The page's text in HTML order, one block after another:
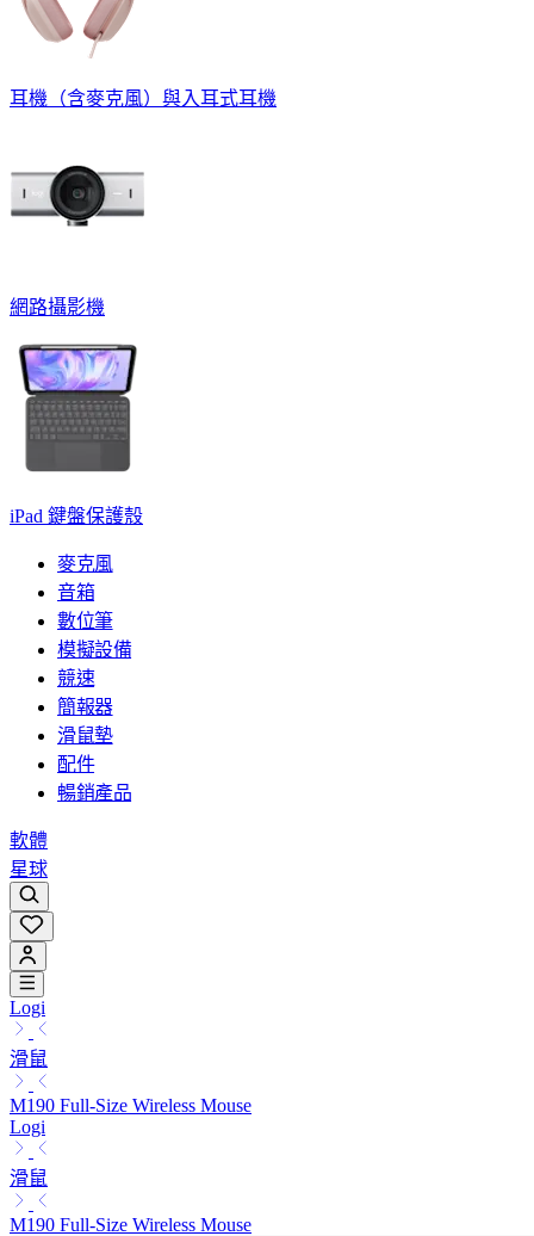
耳機（含麥克風）與入耳式耳機
網路攝影機
iPad 鍵盤保護殼
麥克風
音箱
數位筆
模擬設備
競速
簡報器
滑鼠墊
配件
暢銷產品
軟體
星球
Logi
滑鼠
M190 Full-Size Wireless Mouse
Logi
滑鼠
M190 Full-Size Wireless Mouse